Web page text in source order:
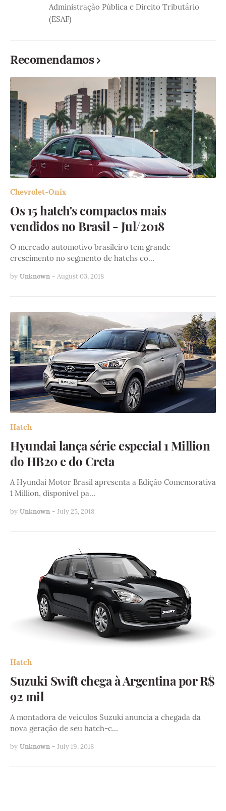
Administração Pública e Direito Tributário
(ESAF)
Recomendamos
Chevrolet-Onix
Os 15 hatch's compactos mais
vendidos no Brasil - Jul/2018
O mercado automotivo brasileiro tem grande
crescimento no segmento de hatchs co…
by Unknown - August 03, 2018
Hatch
Hyundai lança série especial 1 Million
do HB20 e do Creta
A Hyundai Motor Brasil apresenta a Edição Comemorativa
1 Million, disponível pa…
by Unknown - July 25, 2018
Hatch
Suzuki Swift chega à Argentina por R$
92 mil
A montadora de veículos Suzuki anuncia a chegada da
nova geração de seu hatch-c…
by Unknown - July 19, 2018